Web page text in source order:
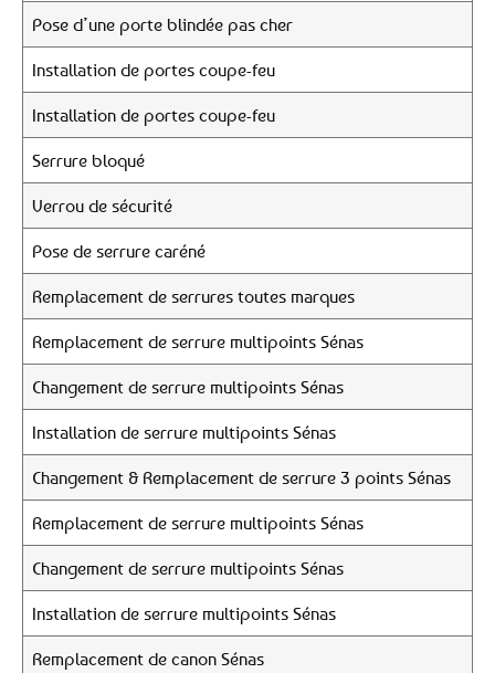
Pose d’une porte blindée pas cher
Installation de portes coupe-feu
Installation de portes coupe-feu
Serrure bloqué
Verrou de sécurité
Pose de serrure caréné
Remplacement de serrures toutes marques
Remplacement de serrure multipoints Sénas
Changement de serrure multipoints Sénas
Installation de serrure multipoints Sénas
Changement & Remplacement de serrure 3 points Sénas
Remplacement de serrure multipoints Sénas
Changement de serrure multipoints Sénas
Installation de serrure multipoints Sénas
Remplacement de canon Sénas